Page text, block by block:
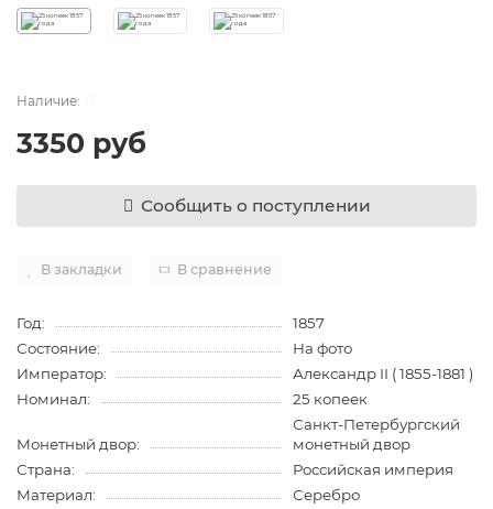
3350 руб
Сообщить о поступлении
В закладки В сравнение
Год:
1857
Состояние:
На фото
Император:
Александр II ( 1855-1881 )
Номинал:
25 копеек
Монетный двор:
Санкт-Петербургский
монетный двор
Страна:
Российская империя
Материал:
Серебро